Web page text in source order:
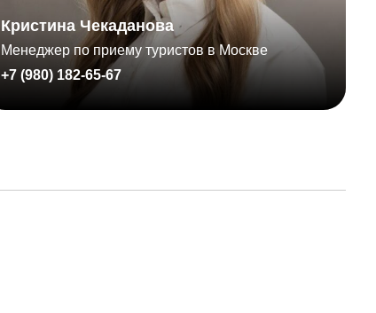
Кристина Чекаданова
Менеджер по приему туристов в Москве
+7 (980) 182-65-67